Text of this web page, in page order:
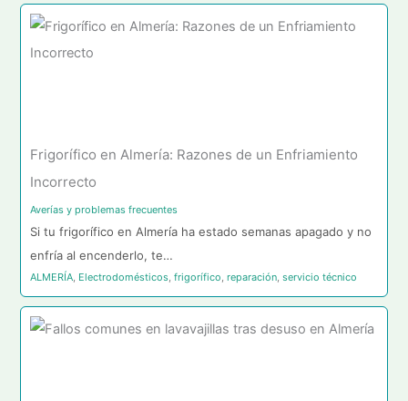
Frigorífico en Almería: Razones de un Enfriamiento
Incorrecto
Averías y problemas frecuentes
Si tu frigorífico en Almería ha estado semanas apagado y no
enfría al encenderlo, te…
ALMERÍA Electrodomésticos ,frigorífico ,reparación ,servicio técnico